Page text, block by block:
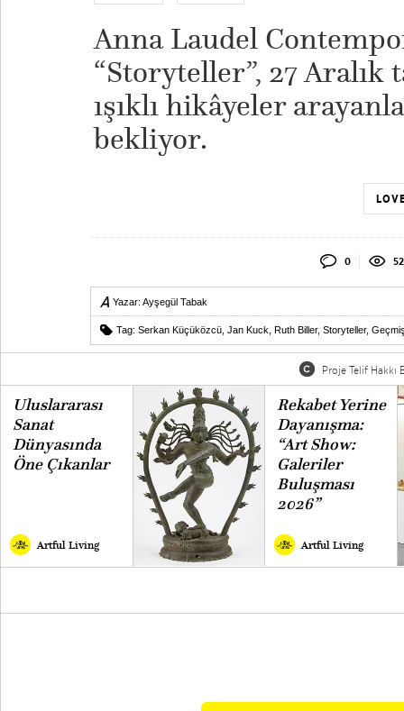
Anna Laudel
“Storyteller”, 27
ışıklı hikâyeler
bekliyor.
0
Yazar: Ayşegül Tabak
Tag: Serkan Küçüközcü Jan Kuck Ruth Biller, Storyteller,
Proje Telif Hakkı
Uluslararası
Sanat
Dünyasında
Öne Çıkanlar
Artful Living
Rekabet Yerine
Dayanışma:
“Art Show:
Galeriler
Buluşması
2026”
Artful Living